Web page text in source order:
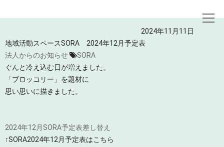
2024年11月11日
地域活動スペースSORA 2024年12月予定表
法人からのお知らせ
SORA
ぐんと冷え込む日が増えました。
「ブロッコリー」を題材に
思い思いに描きました。
2024年12月SORA予定表差し替え
↑SORA2024年12月予定表はこちら